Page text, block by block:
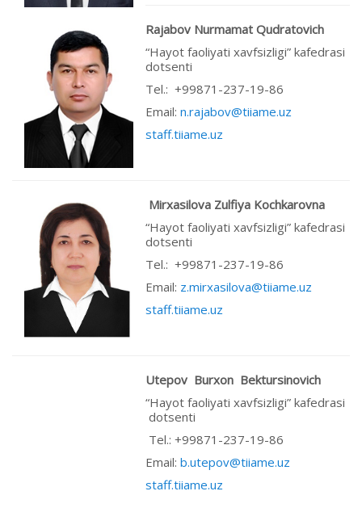
Rajabov Nurmamat Qudratovich
“Hayot faoliyati xavfsizligi” kafedrasi
dotsenti
Теl.: +99871-237-19-86
Email: n.rajabov@tiiame.uz
staff.tiiame.uz
Mirxasilova Zulfiya Kochkarovna
“Hayot faoliyati xavfsizligi” kafedrasi
dotsenti
Теl.: +99871-237-19-86
Email: z.mirxasilova@tiiame.uz
staff.tiiame.uz
Utepov Burxon Bektursinovich
“Hayot faoliyati xavfsizligi” kafedrasi
dotsenti
Tel.: +99871-237-19-86
Email: b.utepov@tiiame.uz
staff.tiiame.uz